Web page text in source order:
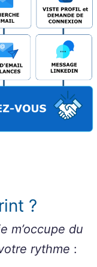
?
m’occupe du
rythme :